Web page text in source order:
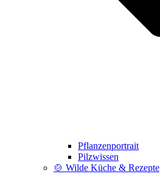
Pflanzenportrait
Pilzwissen
🍲 Wilde Küche & Rezepte